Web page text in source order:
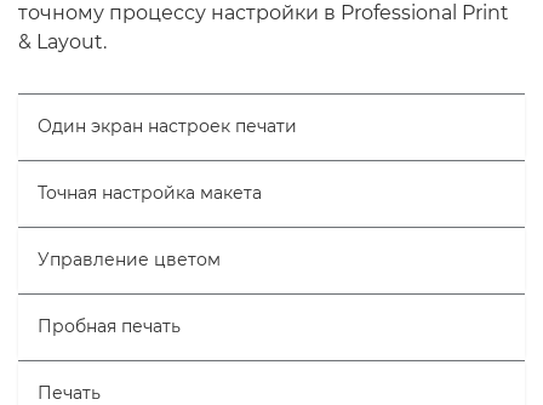
точному процессу настройки в Professional Print
& Layout.
Один экран настроек печати
Точная настройка макета
Управление цветом
Пробная печать
Печать